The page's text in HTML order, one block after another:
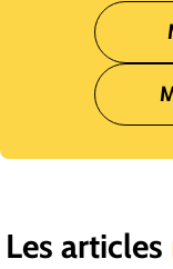
Les articles